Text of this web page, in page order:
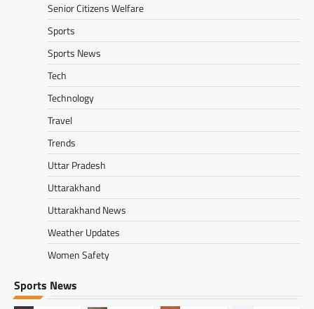
Senior Citizens Welfare
Sports
Sports News
Tech
Technology
Travel
Trends
Uttar Pradesh
Uttarakhand
Uttarakhand News
Weather Updates
Women Safety
Sports News